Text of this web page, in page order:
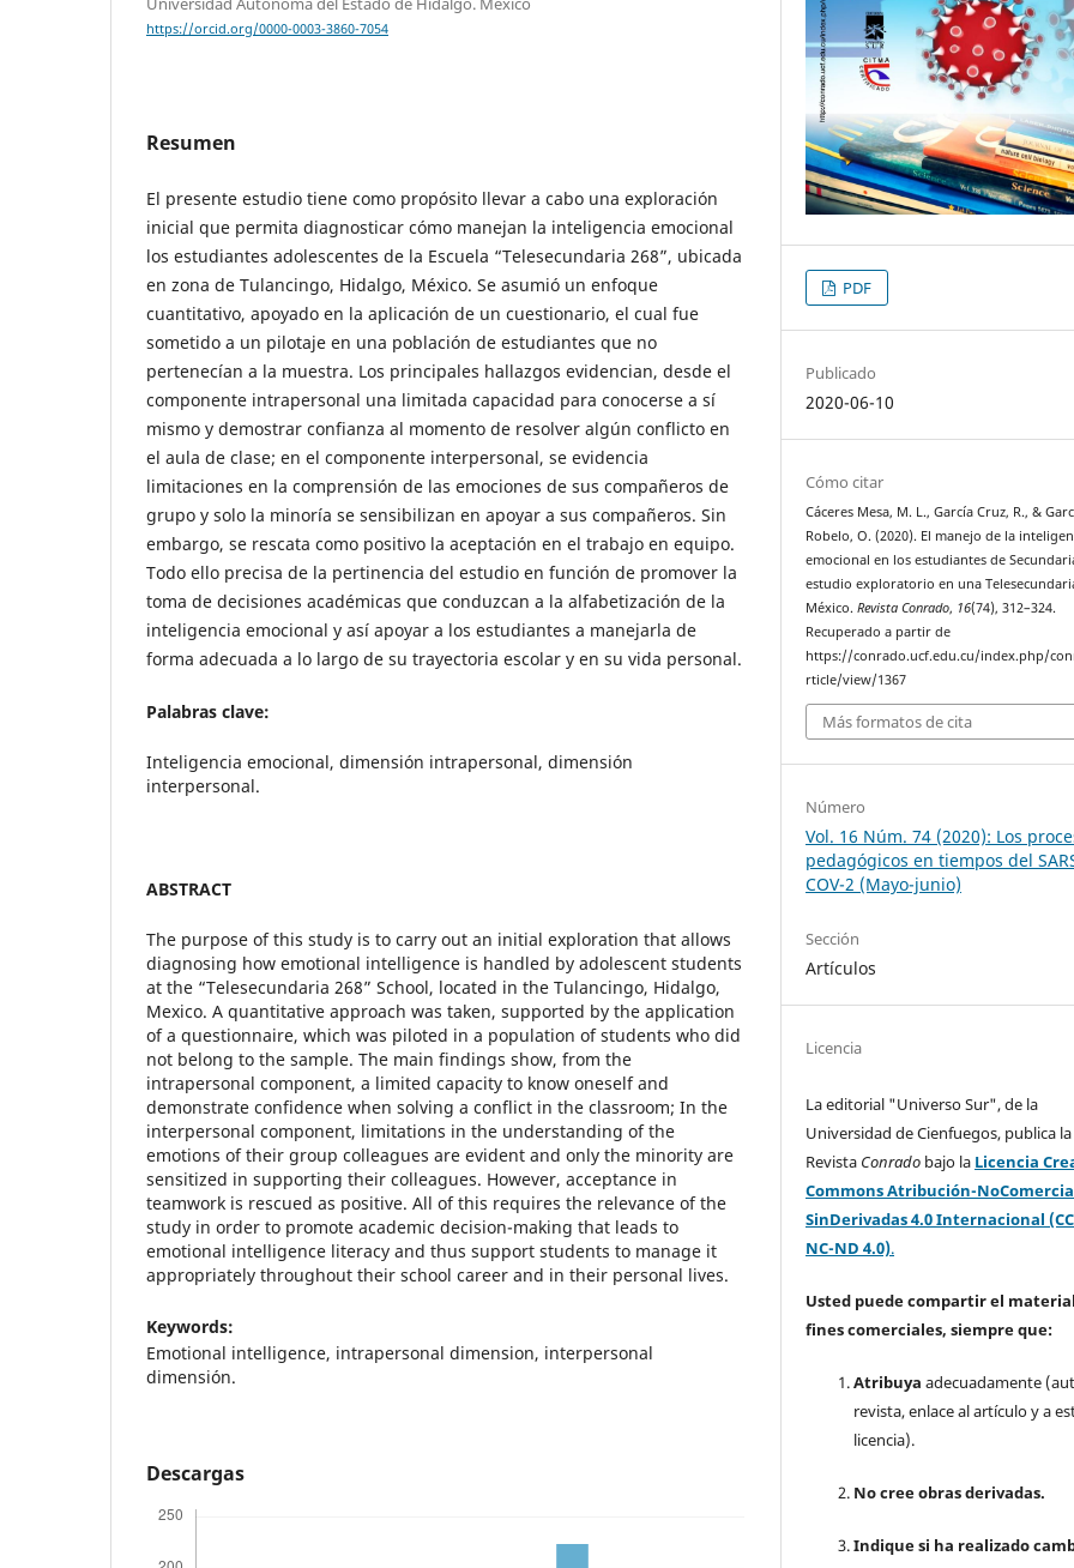
https://orcid.org/0000-0003-3860-7054
Resumen
El presente estudio tiene como propósito llevar a cabo una exploración
inicial que permita diagnosticar cómo manejan la inteligencia emocional
los estudiantes adolescentes de la Escuela “Telesecundaria 268”, ubicada
en zona de Tulancingo, Hidalgo, México. Se asumió un enfoque
cuantitativo, apoyado en la aplicación de un cuestionario, el cual fue
sometido a un pilotaje en una población de estudiantes que no
pertenecían a la muestra. Los principales hallazgos evidencian, desde el
componente intrapersonal una limitada capacidad para conocerse a sí
mismo y demostrar confianza al momento de resolver algún conflicto en
el aula de clase; en el componente interpersonal, se evidencia
limitaciones en la comprensión de las emociones de sus compañeros de
grupo y solo la minoría se sensibilizan en apoyar a sus compañeros. Sin
embargo, se rescata como positivo la aceptación en el trabajo en equipo.
Todo ello precisa de la pertinencia del estudio en función de promover la
toma de decisiones académicas que conduzcan a la alfabetización de la
inteligencia emocional y así apoyar a los estudiantes a manejarla de
forma adecuada a lo largo de su trayectoria escolar y en su vida personal.
Palabras clave:
Inteligencia emocional, dimensión intrapersonal, dimensión
interpersonal.
ABSTRACT
The purpose of this study is to carry out an initial exploration that allows
diagnosing how emotional intelligence is handled by adolescent students
at the “Telesecundaria 268” School, located in the Tulancingo, Hidalgo,
Mexico. A quantitative approach was taken, supported by the application
of a questionnaire, which was piloted in a population of students who did
not belong to the sample. The main findings show, from the
intrapersonal component, a limited capacity to know oneself and
demonstrate confidence when solving a conflict in the classroom; In the
interpersonal component, limitations in the understanding of the
emotions of their group colleagues are evident and only the minority are
sensitized in supporting their colleagues. However, acceptance in
teamwork is rescued as positive. All of this requires the relevance of the
study in order to promote academic decision-making that leads to
emotional intelligence literacy and thus support students to manage it
appropriately throughout their school career and in their personal lives.
Keywords:
Emotional intelligence, intrapersonal dimension, interpersonal
dimensión.
Descargas
PDF
Publicado
2020-06-10
Cómo citar
Cáceres Mesa, M. L., García Cruz, R., &
Robelo, O. (2020). El manejo de la
emocional en los estudiantes de
estudio exploratorio en una
México.Revista Conrado, 16(74), 312–324.
Recuperado a partir de
https://conrado.ucf.edu.cu/index.php/
rticle/view/1367
Más formatos de cita
Número
Vol. 16 Núm. 74 (2020): Los
pedagógicos en tiempos del
COV-2 (Mayo-junio)
Sección
Artículos
Licencia
La editorial "Universo Sur", de la
Universidad de Cienfuegos, publica la
Revista Conrado bajo la Licencia
Commons Atribución-
SinDerivadas 4.0 Internacional (CC
NC-ND 4.0).
Usted puede compartir el
fines comerciales, siempre que:
Atribuya adecuadamente
revista, enlace al artículo y a
licencia).
No cree obras derivadas.
Indique si ha realizado